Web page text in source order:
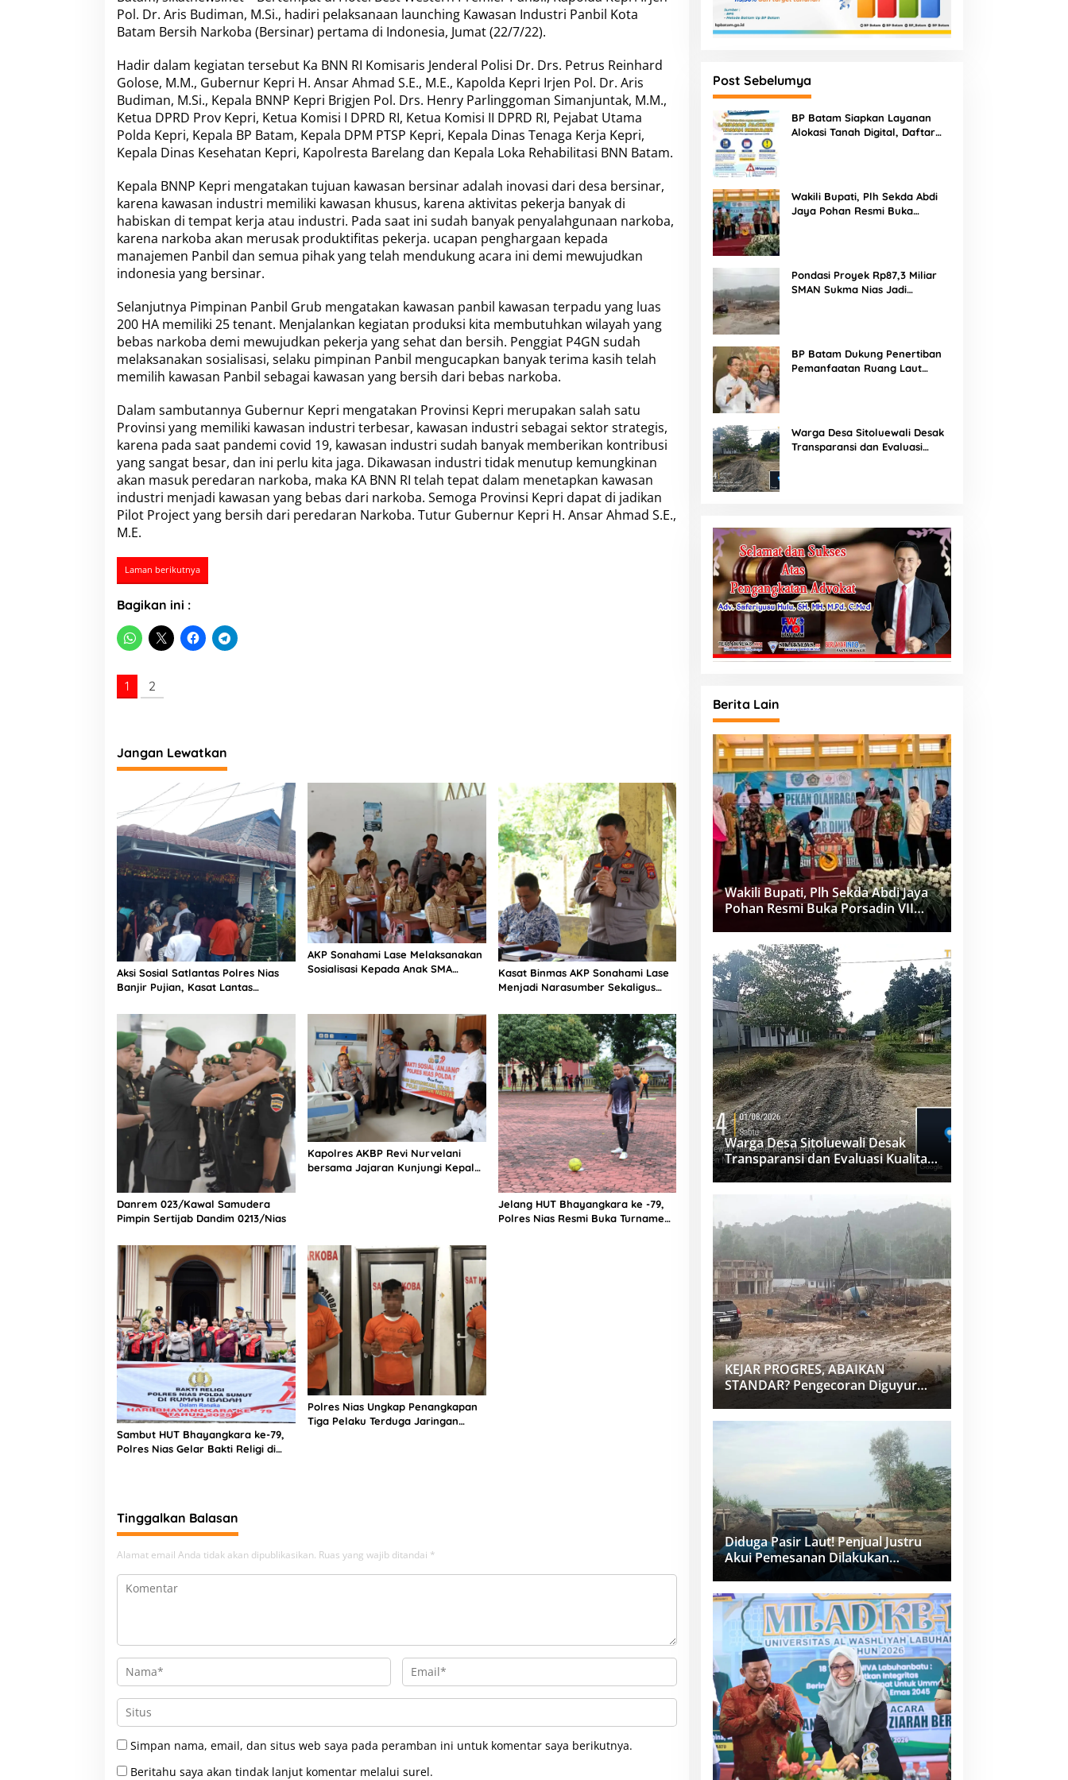
i
H
a
i
r
L
a
u
n
c
i
n
g
a
w
a
a
I
n
d
u
r
i
P
a
n
b
i
l
r
Pol. Dr. Aris Budiman, M.Si., hadiri pelaksanaan launching Kawasan Industri Panbil Kota
Batam Bersih Narkoba (Bersinar) pertama di Indonesia, Jumat (22/7/22).
Hadir dalam kegiatan tersebut Ka BNN RI Komisaris Jenderal Polisi Dr. Drs. Petrus Reinhard
Golose, M.M., Gubernur Kepri H. Ansar Ahmad S.E., M.E., Kapolda Kepri Irjen Pol. Dr. Aris
Budiman, M.Si., Kepala BNNP Kepri Brigjen Pol. Drs. Henry Parlinggoman Simanjuntak, M.M.,
Ketua DPRD Prov Kepri, Ketua Komisi I DPRD RI, Ketua Komisi II DPRD RI, Pejabat Utama
Polda Kepri, Kepala BP Batam, Kepala DPM PTSP Kepri, Kepala Dinas Tenaga Kerja Kepri,
Kepala Dinas Kesehatan Kepri, Kapolresta Barelang dan Kepala Loka Rehabilitasi BNN Batam.
Kepala BNNP Kepri mengatakan tujuan kawasan bersinar adalah inovasi dari desa bersinar,
karena kawasan industri memiliki kawasan khusus, karena aktivitas pekerja banyak di
habiskan di tempat kerja atau industri. Pada saat ini sudah banyak penyalahgunaan narkoba,
karena narkoba akan merusak produktifitas pekerja. ucapan penghargaan kepada
manajemen Panbil dan semua pihak yang telah mendukung acara ini demi mewujudkan
indonesia yang bersinar.
Selanjutnya Pimpinan Panbil Grub mengatakan kawasan panbil kawasan terpadu yang luas
200 HA memiliki 25 tenant. Menjalankan kegiatan produksi kita membutuhkan wilayah yang
bebas narkoba demi mewujudkan pekerja yang sehat dan bersih. Penggiat P4GN sudah
melaksanakan sosialisasi, selaku pimpinan Panbil mengucapkan banyak terima kasih telah
memilih kawasan Panbil sebagai kawasan yang bersih dari bebas narkoba.
Dalam sambutannya Gubernur Kepri mengatakan Provinsi Kepri merupakan salah satu
Provinsi yang memiliki kawasan industri terbesar, kawasan industri sebagai sektor strategis,
karena pada saat pandemi covid 19, kawasan industri sudah banyak memberikan kontribusi
yang sangat besar, dan ini perlu kita jaga. Dikawasan industri tidak menutup kemungkinan
akan masuk peredaran narkoba, maka KA BNN RI telah tepat dalam menetapkan kawasan
industri menjadi kawasan yang bebas dari narkoba. Semoga Provinsi Kepri dapat di jadikan
Pilot Project yang bersih dari peredaran Narkoba. Tutur Gubernur Kepri H. Ansar Ahmad S.E.,
M.E.
Laman berikutnya
Bagikan ini :
1 2
Jangan Lewatkan
Aksi Sosial Satlantas Polres Nias
Banjir Pujian, Kasat Lantas
Dus Kopi Fresco untuk Warga di
Tengah Sulitnya Ekonomi
AKP Sonahami Lase Melaksanakan
Sosialisasi Kepada Anak SMA
Kasat Binmas AKP Sonahami Lase
Menjadi Narasumber Sekaligus
Danrem 023/Kawal Samudera
Pimpin Sertijab Dandim 0213/Nias
Kapolres AKBP Revi Nurvelani
bersama Jajaran Kunjungi Kepala
Jelang HUT Bhayangkara ke -79,
Polres Nias Resmi Buka Turnamen
Sambut HUT Bhayangkara ke-79,
Polres Nias Gelar Bakti Religi di
Polres Nias Ungkap Penangkapan
Tiga Pelaku Terduga Jaringan
Tinggalkan Balasan
Alamat email Anda tidak akan dipublikasikan. Ruas yang wajib ditandai *
Simpan nama, email, dan situs web saya pada peramban ini untuk komentar saya berikutnya.
Beritahu saya akan tindak lanjut komentar melalui surel.
Post Sebelumya
BP Batam Siapkan Layanan
Alokasi Tanah Digital, Daftar
Wakili Bupati, Plh Sekda Abdi
Jaya Pohan Resmi Buka
Pondasi Proyek Rp87,3 Miliar
SMAN Sukma Nias Jadi
BP Batam Dukung Penertiban
Pemanfaatan Ruang Laut
Warga Desa Sitoluewali Desak
Transparansi dan Evaluasi
Berita Lain
Wakili Bupati, Plh Sekda Abdi Jaya
Pohan Resmi Buka Porsadin VII
Kabupaten Labuhanbatu
Warga Desa Sitoluewali Desak
Transparansi dan Evaluasi Kualitas
Proyek Jalan, Diduga Minim
KEJAR PROGRES, ABAIKAN
STANDAR? Pengecoran Diguyur
Hujan di Proyek Rp87,34 Miliar
Sukma Nias, Konsultan, Pengawas
dan PPK Bungkam
Diduga Pasir Laut! Penjual Justru
Akui Pemesanan Dilakukan
Langsung Humas Proyek Sukma